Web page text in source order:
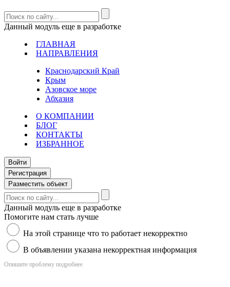
Данный модуль еще в разработке
ГЛАВНАЯ
НАПРАВЛЕНИЯ
Краснодарский Край
Крым
Азовское море
Абхазия
О КОМПАНИИ
БЛОГ
КОНТАКТЫ
ИЗБРАННОЕ
Войти
Регистрация
Разместить объект
Данный модуль еще в разработке
Помогите нам стать лучше
На этой странице что то работает некорректно
В объявлении указана некорректная информация
Опишите проблему подробнее